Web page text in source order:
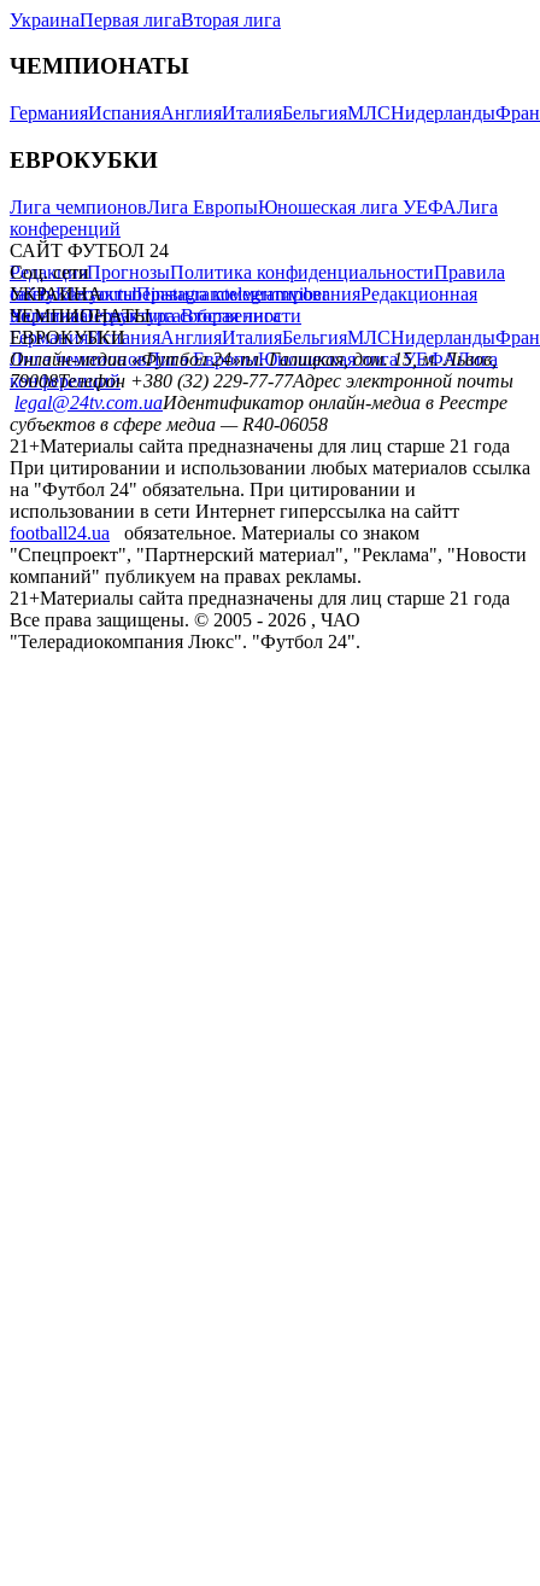
УкраинаПервая лигаВторая лига
ЧЕМПИОНАТЫ
ГерманияИспанияАнглияИталияБельгияМЛСНидерланды
ЕВРОКУБКИ
Лига чемпионовЛига ЕвропыЮношеская лига УЕФАЛига
конференций
САЙТ ФУТБОЛ 24
РедакцияПрогнозыПолитика конфиденциальностиПравила
сайтуКонтактыПравила комментированияРедакционная
политикаСтруктура собственности
Соц. сети
facebookxyoutubeinstagramtelegramviber
УКРАИНА
УкраинаПервая лигаВторая лига
ЧЕМПИОНАТЫ
ГерманияИспанияАнглияИталияБельгияМЛСНидерланды
ЕВРОКУБКИ
Лига чемпионовЛига ЕвропыЮношеская лига УЕФАЛига
конференций
Онлайн-медиа «Футбол 24»пл. Галицкая, дом. 15, м. Львов,
79008Телефон +380 (32) 229-77-77Адрес электронной почты
legal@24tv.com.uaИдентификатор онлайн-медиа в Реестре
субъектов в сфере медиа — R40-06058
21+Материалы сайта предназначены для лиц старше 21 года
При цитировании и использовании любых материалов ссылка
на "Футбол 24" обязательна. При цитировании и
использовании в сети Интернет гиперссылка на сайтт
football24.ua
обязательное. Материалы со знаком
"Спецпроект", "Партнерский материал", "Реклама", "Новости
компаний" публикуем на правах рекламы.
21+Материалы сайта предназначены для лиц старше 21 года
Все права защищены. © 2005 - 2026 , ЧАО
"Телерадиокомпания Люкс". "Футбол 24".